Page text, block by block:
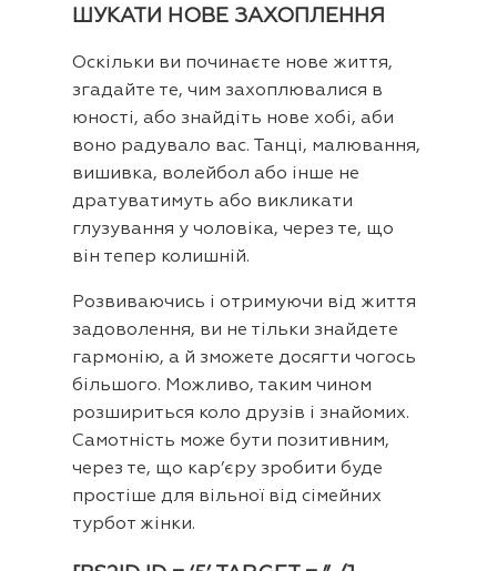
ШУКАТИ НОВЕ ЗАХОПЛЕННЯ
Оскільки ви починаєте нове життя,
згадайте те, чим захоплювалися в
юності, або знайдіть нове хобі, аби
воно радувало вас. Танці, малювання,
вишивка, волейбол або інше не
дратуватимуть або викликати
глузування у чоловіка, через те, що
він тепер колишній.
Розвиваючись і отримуючи від життя
задоволення, ви не тільки знайдете
гармонію, а й зможете досягти чогось
більшого. Можливо, таким чином
розшириться коло друзів і знайомих.
Самотність може бути позитивним,
через те, що кар’єру зробити буде
простіше для вільної від сімейних
турбот жінки.